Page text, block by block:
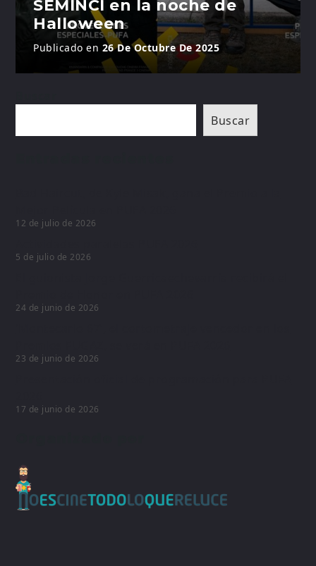
SEMINCI en la noche de
Halloween
Publicado en 26 De Octubre De 2025
Buscar
12 de julio de 2026
5 de julio de 2026
24 de junio de 2026
23 de junio de 2026
17 de junio de 2026